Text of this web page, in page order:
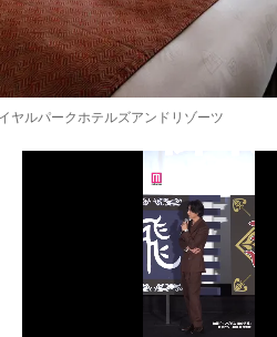
ヤルパークホテルズアンドリゾーツ